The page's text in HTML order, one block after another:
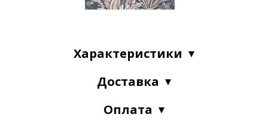
Характеристики
Доставка
Оплата